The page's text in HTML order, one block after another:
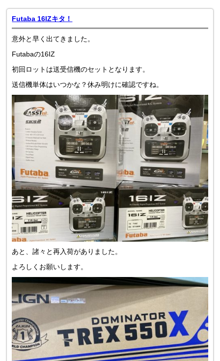
Futaba 16IZキタ！
意外と早く出てきました。
Futabaの16IZ
初回ロットは送受信機のセットとなります。
送信機単体はいつかな？休み明けに確認ですね。
あと、諸々と再入荷がありました。
よろしくお願いします。